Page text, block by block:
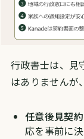
行政書士は、見
はありませんが
任意後見契
応を事前に